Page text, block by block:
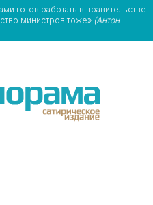
готов работать в правительстве
министров тоже» (Антон